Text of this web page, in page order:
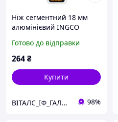
Ніж сегментний 18 мм
алюмінієвий INGCO
Готово до відправки
264₴
Купити
ВІТАЛС_ІФ_ГАЛИЦЬКА 98%